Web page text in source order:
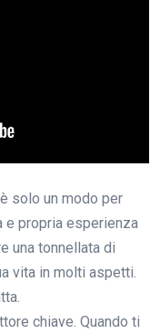
solo un modo per
e propria esperienza
una tonnellata di
vita in molti aspetti.
chiave. Quando ti